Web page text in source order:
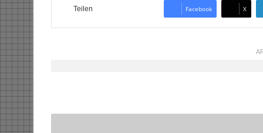
Teilen Facebook X